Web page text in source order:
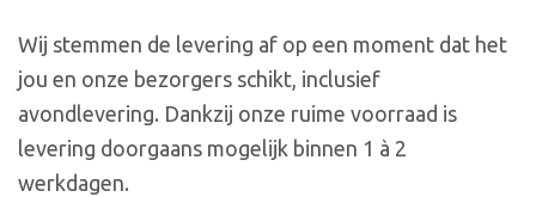
Wij stemmen de levering af op een moment dat het
jou en onze bezorgers schikt, inclusief
avondlevering. Dankzij onze ruime voorraad is
levering doorgaans mogelijk binnen 1 à 2
werkdagen.